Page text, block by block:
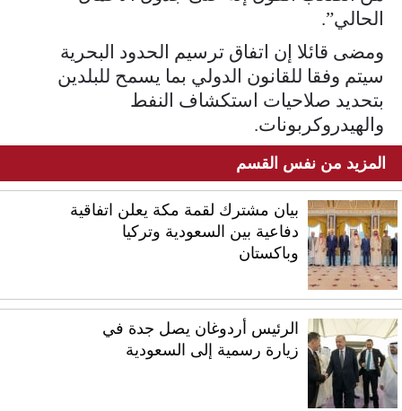
الحالي”.
ومضى قائلا إن اتفاق ترسيم الحدود البحرية
سيتم وفقا للقانون الدولي بما يسمح للبلدين
بتحديد صلاحيات استكشاف النفط
والهيدروكربونات.
المزيد من نفس القسم
بيان مشترك لقمة مكة يعلن اتفاقية
دفاعية بين السعودية وتركيا
وباكستان
الرئيس أردوغان يصل جدة في
زيارة رسمية إلى السعودية